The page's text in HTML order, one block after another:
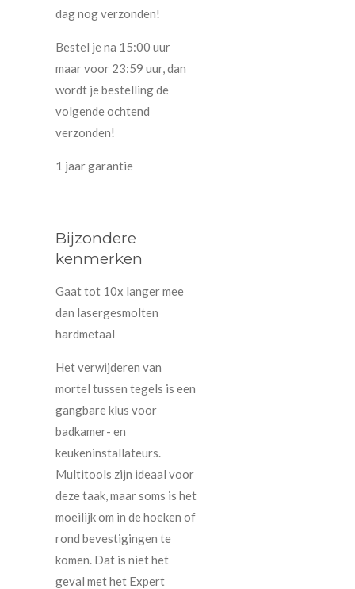
dag nog verzonden!
Bestel je na 15:00 uur
maar voor 23:59 uur, dan
wordt je bestelling de
volgende ochtend
verzonden!
1 jaar garantie
Bijzondere
kenmerken
Gaat tot 10x langer mee
dan lasergesmolten
hardmetaal
Het verwijderen van
mortel tussen tegels is een
gangbare klus voor
badkamer- en
keukeninstallateurs.
Multitools zijn ideaal voor
deze taak, maar soms is het
moeilijk om in de hoeken of
rond bevestigingen te
komen. Dat is niet het
geval met het Expert